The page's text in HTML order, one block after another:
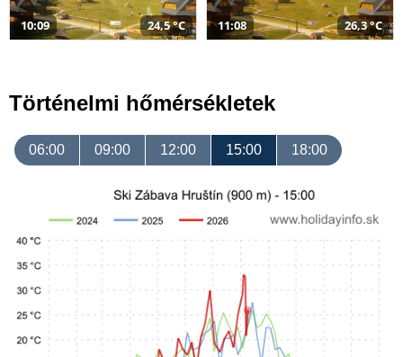
10:09 24,5 °C 11:08 26,3 °C
Történelmi hőmérsékletek
06:00 09:00 12:00 15:00 18:00